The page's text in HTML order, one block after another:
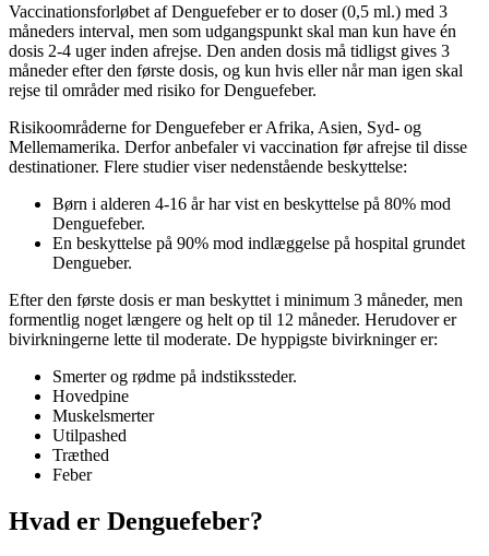
Vaccinationsforløbet af Denguefeber er to doser (0,5 ml.) med 3
måneders interval, men som udgangspunkt skal man kun have én
dosis 2-4 uger inden afrejse. Den anden dosis må tidligst gives 3
måneder efter den første dosis, og kun hvis eller når man igen skal
rejse til områder med risiko for Denguefeber.
Risikoområderne for Denguefeber er Afrika, Asien, Syd- og
Mellemamerika. Derfor anbefaler vi vaccination før afrejse til disse
destinationer. Flere studier viser nedenstående beskyttelse:
Børn i alderen 4-16 år har vist en beskyttelse på 80% mod
Denguefeber.
En beskyttelse på 90% mod indlæggelse på hospital grundet
Dengueber.
Efter den første dosis er man beskyttet i minimum 3 måneder, men
formentlig noget længere og helt op til 12 måneder. Herudover er
bivirkningerne lette til moderate. De hyppigste bivirkninger er:
Smerter og rødme på indstikssteder.
Hovedpine
Muskelsmerter
Utilpashed
Træthed
Feber
Hvad er Denguefeber?